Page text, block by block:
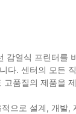
열식 프린터를
. 센터의 모든
품질의 제품을
으로 설계, 개발